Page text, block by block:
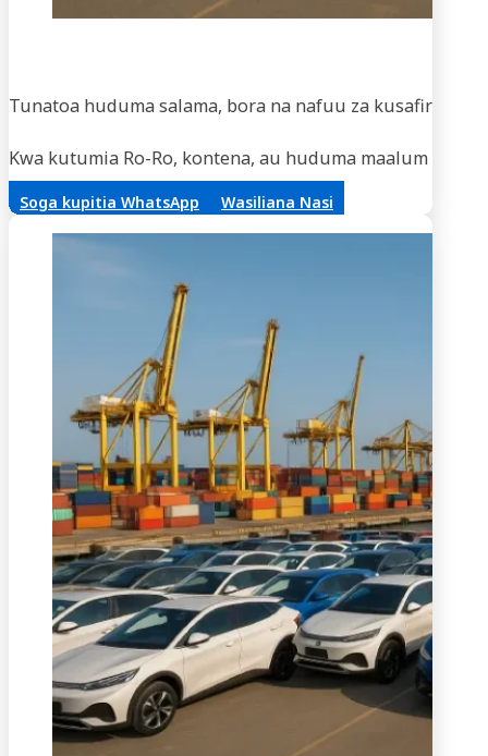
Tunatoa huduma salama, bora na nafuu za kusafirisha
Kwa kutumia Ro-Ro, kontena, au huduma maalum za
Soga kupitia WhatsApp Wasiliana Nasi